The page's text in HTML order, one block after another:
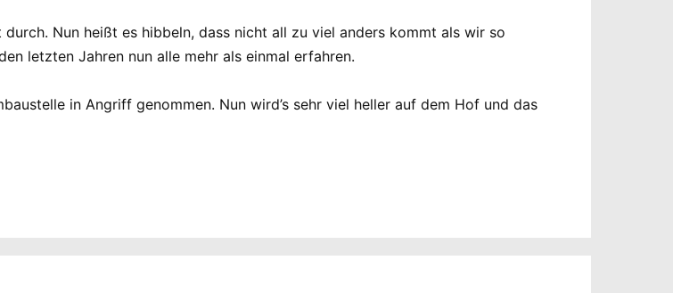
Nun heißt es hibbeln, dass nicht all zu viel anders kommt als wir so
letzten Jahren nun alle mehr als einmal erfahren.
in Angriff genommen. Nun wird’s sehr viel heller auf dem Hof und das